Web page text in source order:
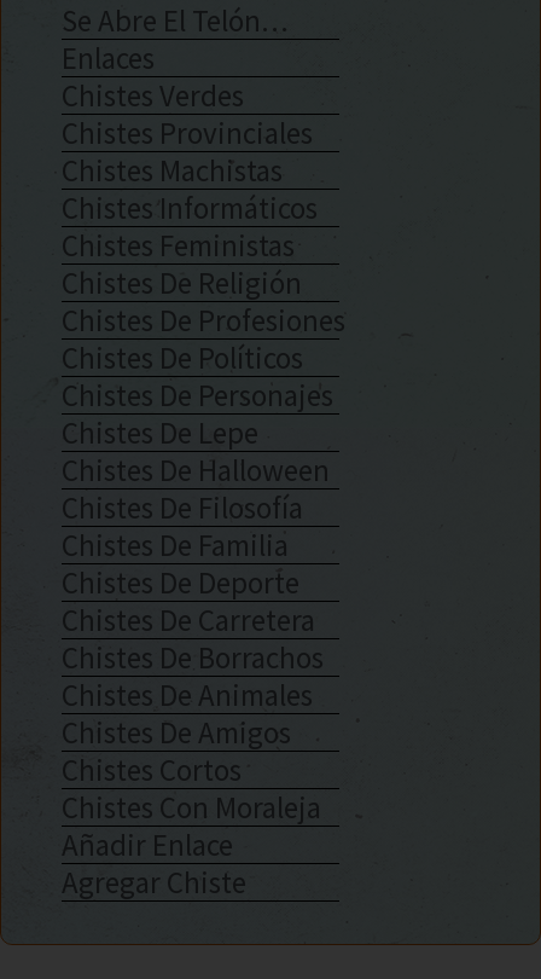
Se Abre El Telón…
Enlaces
Chistes Verdes
Chistes Provinciales
Chistes Machistas
Chistes Informáticos
Chistes Feministas
Chistes De Religión
Chistes De Profesiones
Chistes De Políticos
Chistes De Personajes
Chistes De Lepe
Chistes De Halloween
Chistes De Filosofía
Chistes De Familia
Chistes De Deporte
Chistes De Carretera
Chistes De Borrachos
Chistes De Animales
Chistes De Amigos
Chistes Cortos
Chistes Con Moraleja
Añadir Enlace
Agregar Chiste